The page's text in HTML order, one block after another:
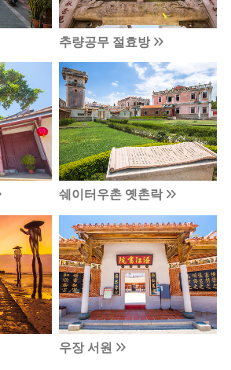
추량공무 절효방
쉐이터우촌 옛촌락
우장 서원